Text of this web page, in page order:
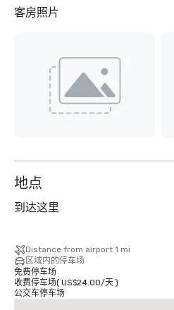
客房照片
地点
到达这里
Distance from airport 1 mi
区域内的停车场
免费停车场
收费停车场( US$24.00/天)
公交车停车场